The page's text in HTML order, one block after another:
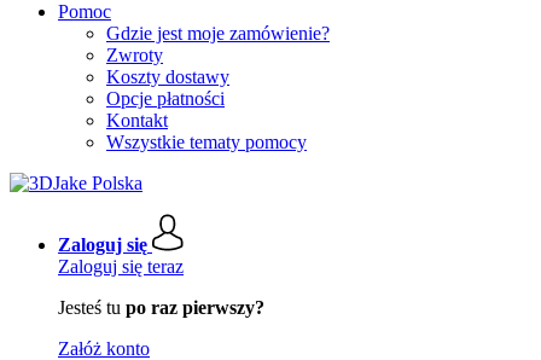
Pomoc
Gdzie jest moje zamówienie?
Zwroty
Koszty dostawy
Opcje płatności
Kontakt
Wszystkie tematy pomocy
Zaloguj się
Zaloguj się teraz
Jesteś tu po raz pierwszy?
Załóż konto